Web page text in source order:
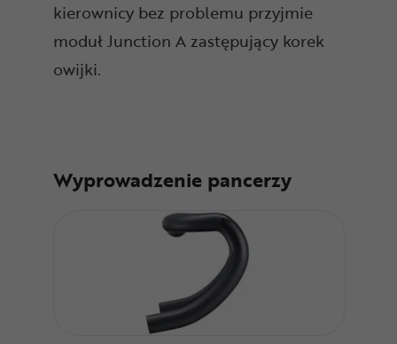
kierownicy bez problemu przyjmie
moduł Junction A zastępujący korek
owijki.
Wyprowadzenie pancerzy